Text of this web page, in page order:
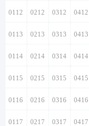
0112 0212 0312 0412
0113 0213 0313 0413
0114 0214 0314 0414
0115 0215 0315 0415
0116 0216 0316 0416
0117 0217 0317 0417